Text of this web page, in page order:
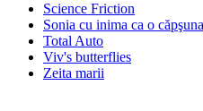
Science Friction
Sonia cu inima ca o căpşuna
Total Auto
Viv's butterflies
Zeita marii